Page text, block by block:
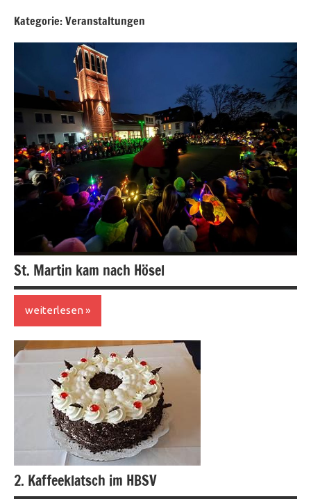
Kategorie:Veranstaltungen
St. Martin kam nach Hösel
weiterlesen
Veranstaltungen
2. Kaffeeklatsch im HBSV